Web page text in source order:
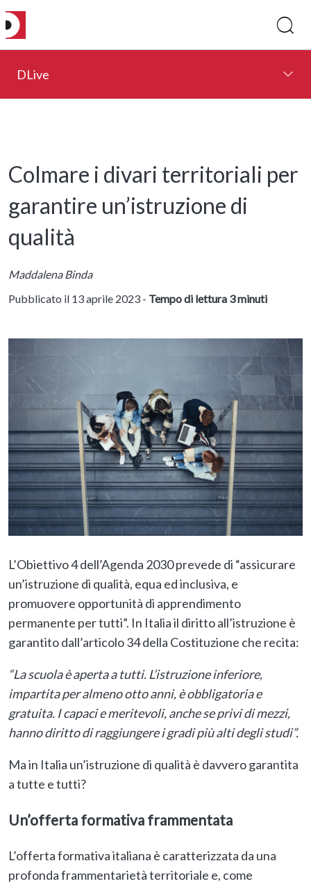
DLive
Colmare i divari territoriali per
garantire un’istruzione di
qualità
Maddalena Binda
Pubblicato il 13 aprile 2023 - Tempo di lettura 3 minuti
L’Obiettivo 4 dell’Agenda 2030 prevede di “assicurare
un’istruzione di qualità, equa ed inclusiva, e
promuovere opportunità di apprendimento
permanente per tutti”. In Italia il diritto all’istruzione è
garantito dall’articolo 34 della Costituzione che recita:
“La scuola è aperta a tutti. L’istruzione inferiore,
impartita per almeno otto anni, è obbligatoria e
gratuita. I capaci e meritevoli, anche se privi di mezzi,
hanno diritto di raggiungere i gradi più alti degli studi”.
Ma in Italia un’istruzione di qualità è davvero garantita
a tutte e tutti?
Un’offerta formativa frammentata
L’offerta formativa italiana è caratterizzata da una
profonda frammentarietà territoriale e, come